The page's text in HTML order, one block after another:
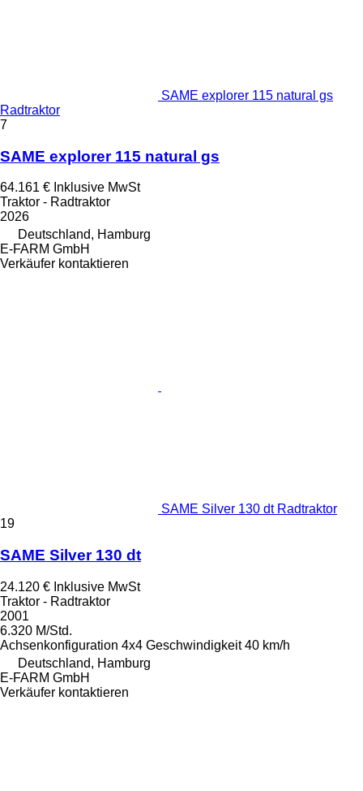
SAME explorer 115 natural gs
Radtraktor
7
SAME explorer 115 natural gs
64.161 € Inklusive MwSt
Traktor - Radtraktor
2026
Deutschland, Hamburg
E-FARM GmbH
Verkäufer kontaktieren
SAME Silver 130 dt Radtraktor
19
SAME Silver 130 dt
24.120 € Inklusive MwSt
Traktor - Radtraktor
2001
6.320 M/Std.
Achsenkonfiguration 4x4 Geschwindigkeit 40 km/h
Deutschland, Hamburg
E-FARM GmbH
Verkäufer kontaktieren